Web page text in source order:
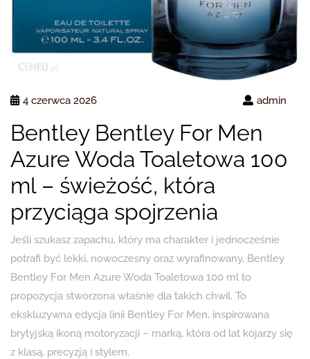
4 czerwca 2026 admin
Bentley Bentley For Men
Azure Woda Toaletowa 100
ml – świeżość, która
przyciąga spojrzenia
Jeśli szukasz zapachu, który ma charakter i jednocześnie
potrafi być lekki, nowoczesny oraz wyrafinowany, Bentley
Bentley For Men Azure Woda Toaletowa 100 ml to
propozycja stworzona właśnie dla takich chwil. To
ekskluzywna edycja linii Bentley For Men, inspirowana
brytyjską ikoną motoryzacji – marką, która od lat kojarzy się
z klasą, precyzją i stylem.